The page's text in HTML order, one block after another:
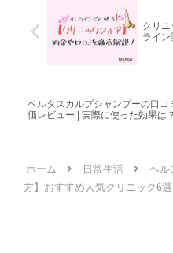
クリ
ライン
ベルタスカルプシャンプーの口コ
価レビュー | 実際に使った効果は？
ホーム 日常生活 ヘル
方】おすすめ人気クリニック6